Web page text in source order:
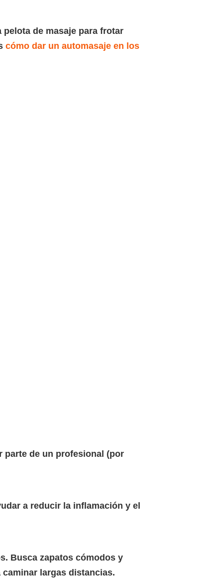
de masaje para frotar
cómo dar un automasaje en los
parte de un profesional (por
a reducir la inflamación y el
Busca zapatos cómodos y
largas distancias.